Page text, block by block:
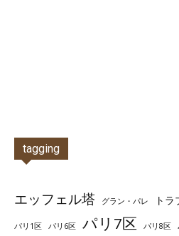
tagging
エッフェル塔 グラン・パレ トラ
パリ1区 パリ6区 パリ7区 パリ8区